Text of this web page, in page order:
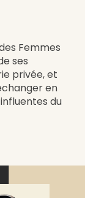
Femmes
ses
privée, et
en
du